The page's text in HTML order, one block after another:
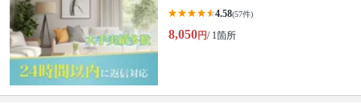
4.58(57件)
8,050円/ 1箇所